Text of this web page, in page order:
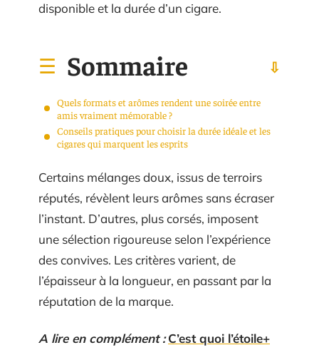
disponible et la durée d’un cigare.
Sommaire
Quels formats et arômes rendent une soirée entre
amis vraiment mémorable ?
Conseils pratiques pour choisir la durée idéale et les
cigares qui marquent les esprits
Certains mélanges doux, issus de terroirs
réputés, révèlent leurs arômes sans écraser
l’instant. D’autres, plus corsés, imposent
une sélection rigoureuse selon l’expérience
des convives. Les critères varient, de
l’épaisseur à la longueur, en passant par la
réputation de la marque.
A lire en complément : C’est quoi l’étoile+